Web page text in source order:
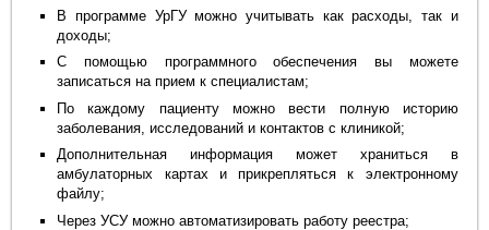
В программе УрГУ можно учитывать как расходы, так и
доходы;
С помощью программного обеспечения вы можете
записаться на прием к специалистам;
По каждому пациенту можно вести полную историю
заболевания, исследований и контактов с клиникой;
Дополнительная информация может храниться в
амбулаторных картах и прикрепляться к электронному
файлу;
Через УСУ можно автоматизировать работу реестра;